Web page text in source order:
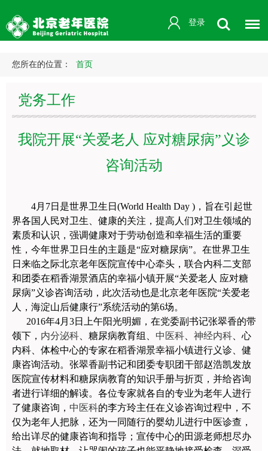
登录
您所在的位置： 首页
党务工作
我院开展“关爱老人 应对糖尿病”义诊
咨询活动
4月7日是世界卫生日(World Health Day )，旨在引起世
界各国人民对卫生、健康的关注，提高人们对卫生领域的
素质和认识，强调健康对于劳动创造和幸福生活的重要
性，今年世界卫日生的主题是“应对糖尿病”。在世界卫生
日来临之际北京老年医院宣传中心牵头，联合内科二支部
和团委在稻香湖景酒店的幸福小镇开展“关爱老人 应对糖
尿病”义诊咨询活动，此次活动也是北京老年医院“关爱老
人，海淀山后健康行”系统活动的第6场。
2016年4月3日上午阳光明媚，在党委副书记张翠香的带
领下， 内分泌科 、糖尿病教育组、 中医科 神经内科 、心
内科、体检中心的专家在稻香湖景幸福小镇进行义诊、健
康咨询活动。张翠香副书记和团委专职团干部赵浩凯发放
医院宣传材料和糖尿病教育的知识手册与折页，并给咨询
者进行详细的解读。各位专家就各自的专业为老年人进行
了健康咨询， 中医科的李方玲主任在义诊咨询过程中，不
仅为老年人把脉，还为一同随行的婴幼儿进行中医诊查，
给出详尽的健康咨询和指导；宣传中心的田源老师想尽办